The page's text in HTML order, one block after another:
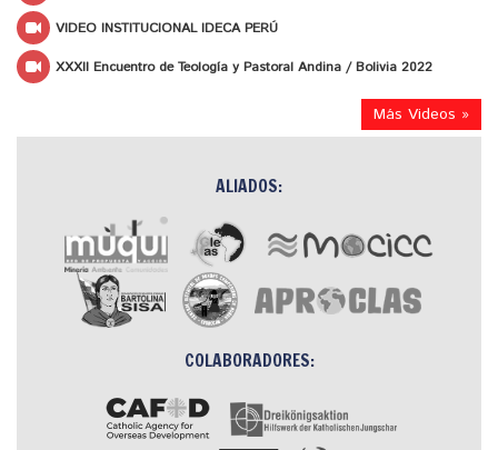
VIDEO INSTITUCIONAL IDECA PERÚ
XXXII Encuentro de Teología y Pastoral Andina / Bolivia 2022
Más Videos »
ALIADOS:
COLABORADORES: